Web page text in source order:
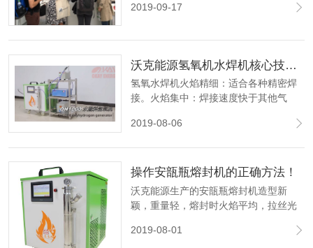
生器、石英真空密封系统和相关实验室
2019-09-17
沃克能源氢氧机水焊机核心技术讲解
氢氧水焊机火焰精细：适合各种精密焊
接。火焰集中：焊接速度快于其他气
性。操作方便：不用任何气瓶，只要水
2019-08-06
操作安瓿瓶熔封机的正确方法！
沃克能源生产的安瓿瓶熔封机造型新
颖，重量轻，熔封时火焰平均，拉丝光
院校、科研单位及药厂为小批量自制安
2019-08-01